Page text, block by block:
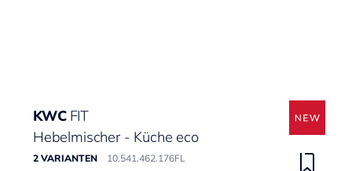
KWC FIT
Hebelmischer - Küche eco
2 VARIANTEN 10.541.462.176FL